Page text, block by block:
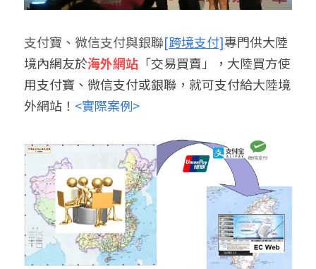
支付寶、微信支付與銀聯[跨境支付]專門供大陸
境內網友於海外網站 「交易買賣」，大陸買方使
用支付寶、微信支付或銀聯，就可支付給大陸境
外網站！ <實際案例>